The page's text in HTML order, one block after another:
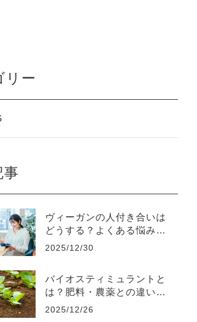
リー
事
ヴィーガンの人付き合いは
どうする？よくある悩みと
対処法を解説
2025/12/30
バイオスティミュラントと
は？肥料・農薬との違いや
効果などを解説
2025/12/26